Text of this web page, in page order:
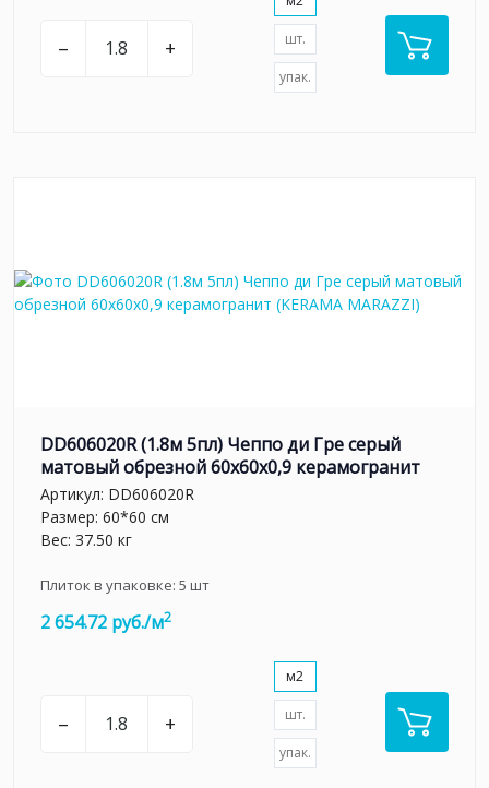
– + шт.
упак.
DD606020R (1.8м 5пл) Чеппо ди Гре серый
матовый обрезной 60x60x0,9 керамогранит
Артикул: DD606020R
Размер: 60*60 см
Вес: 37.50 кг
Плиток в упаковке: 5 шт
2 654.72 руб./м2
– +
м2
шт.
упак.